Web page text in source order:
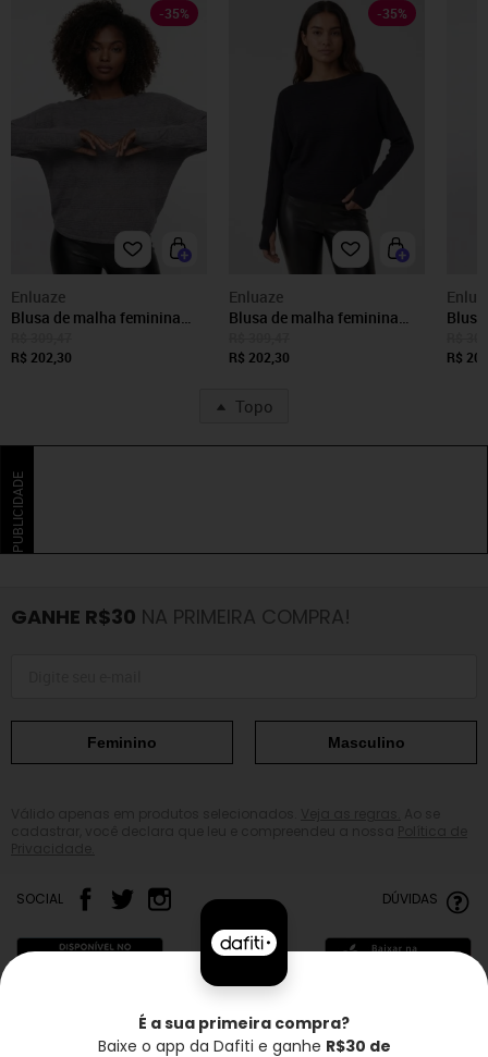
-35%
Enluaze
Blusa de malha feminina
dedinho 61195 - Cinza
R$ 202,30
-35%
Enluaze
Blusa de malha feminina
dedinho 61195 - Preto
R$ 202,30
R$
Topo
PUBLICIDADE
GANHE R$30 NA PRIMEIRA COMPRA!
Feminino Masculino
SOCIAL DÚVIDAS
É a sua primeira compra?
Baixe o app da Dafiti e ganhe R$30 de